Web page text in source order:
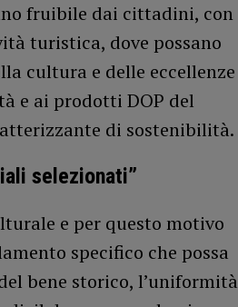
fruibile dai cittadini, con
turistica, dove possano
cultura e delle eccellenze
e ai prodotti DOP del
di sostenibilità.
selezionati”
e per questo motivo
specifico che possa
bene storico, l’uniformità